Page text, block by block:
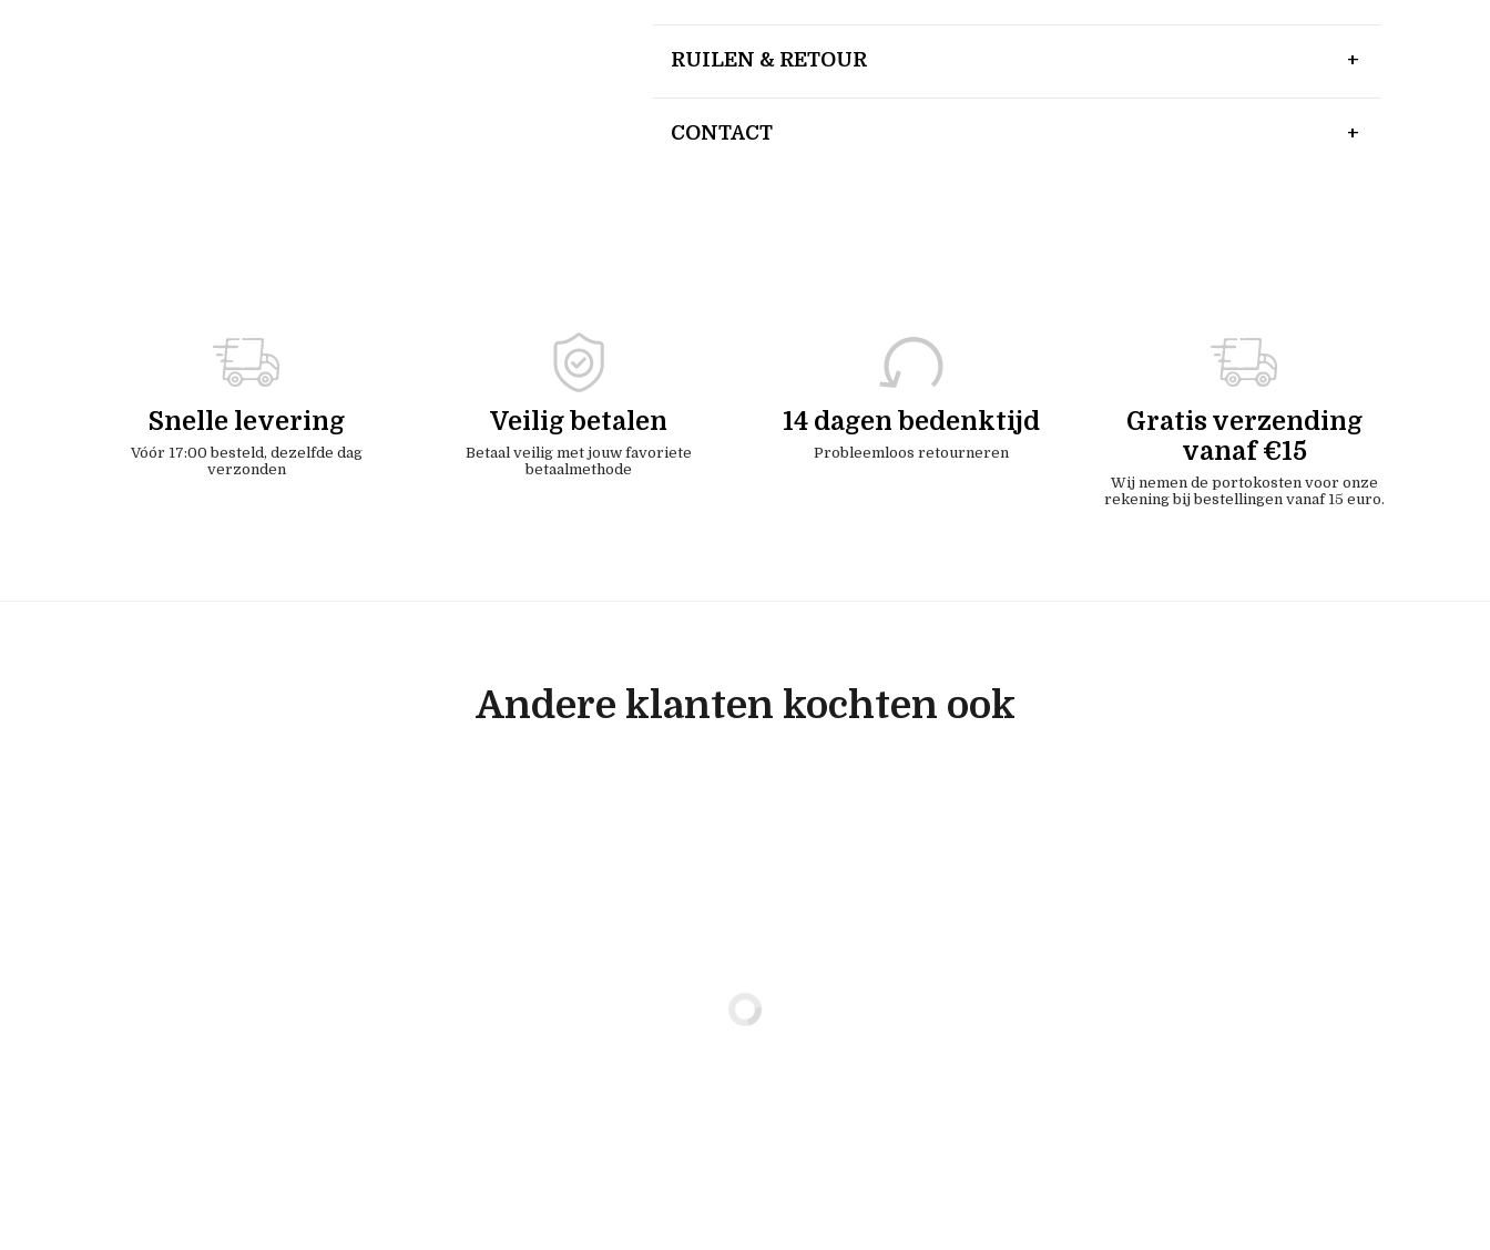
RUILEN & RETOUR
CONTACT
Snelle levering
Vóór 17:00 besteld, dezelfde dag
verzonden
Veilig betalen
Betaal veilig met jouw favoriete
betaalmethode
14 dagen bedenktijd
Probleemloos retourneren
Gratis verzending
vanaf €15
Wij nemen de portokosten voor onze
rekening bij bestellingen vanaf 15 euro.
Andere klanten kochten ook